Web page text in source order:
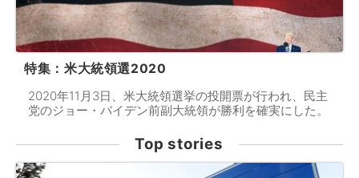
特集：米大統領選2020
2020年11月3日、米大統領選挙の投開票が行われ、民主
党のジョー・バイデン前副大統領が勝利を確実にした。
Top stories